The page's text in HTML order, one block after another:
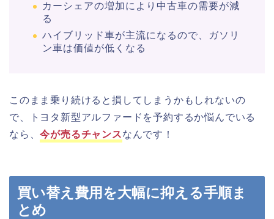
カーシェアの増加により中古車の需要が減
る
ハイブリッド車が主流になるので、ガソリ
ン車は価値が低くなる
このまま乗り続けると損してしまうかもしれないの
で、トヨタ新型アルファードを予約するか悩んでいる
なら、今が売るチャンスなんです！
買い替え費用を大幅に抑える手順ま
とめ